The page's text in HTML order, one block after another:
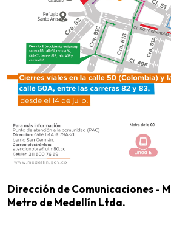
Dirección de Comunicaciones -
Metro de Medellín Ltda.